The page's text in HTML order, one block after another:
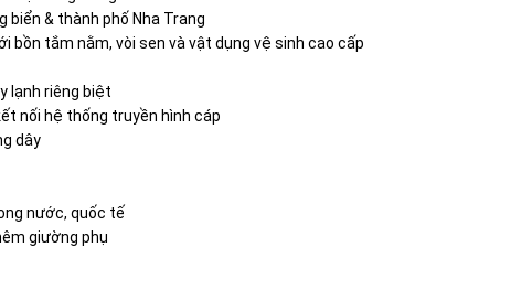
biển & thành phố Nha Trang
bồn tắm nằm, vòi sen và vật dụng vệ sinh cao cấp
lạnh riêng biệt
nối hệ thống truyền hình cáp
dây
nước, quốc tế
giường phụ